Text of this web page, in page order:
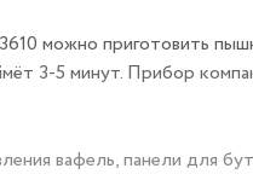
можно приготовить
3-5 минут. Прибор
вафель, панели для